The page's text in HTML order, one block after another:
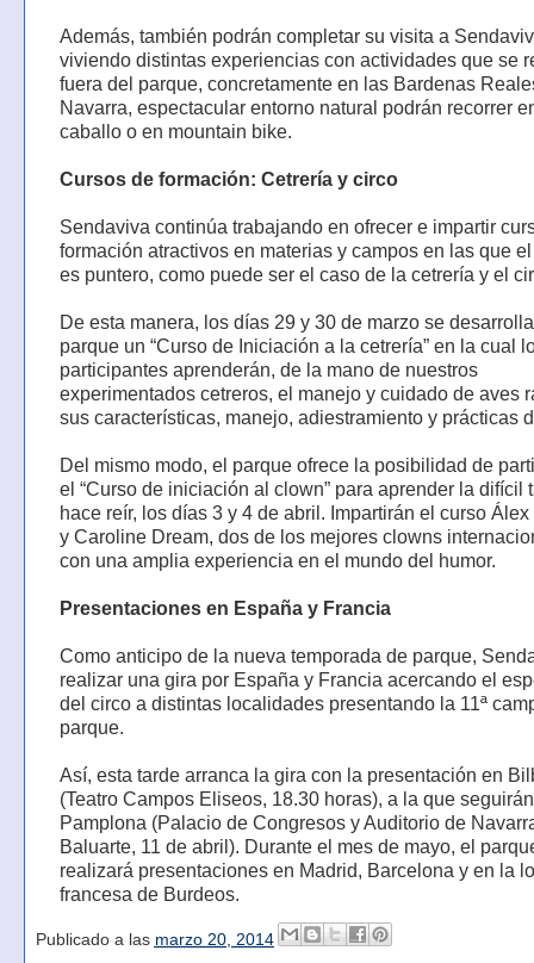
Además, también podrán completar su visita a
viviendo distintas experiencias con actividades que se
fuera del parque, concretamente en las Bardenas
Navarra, espectacular entorno natural podrán recorrer
caballo o en mountain bike.
Cursos de formación: Cetrería y circo
Sendaviva continúa trabajando en ofrecer e impartir
formación atractivos en materias y campos en las que
es puntero, como puede ser el caso de la cetrería y el
De esta manera, los días 29 y 30 de marzo se
parque un “Curso de Iniciación a la cetrería” en la cual
participantes aprenderán, de la mano de nuestros
experimentados cetreros, el manejo y cuidado de aves
sus características, manejo, adiestramiento y prácticas
Del mismo modo, el parque ofrece la posibilidad de
el “Curso de iniciación al clown” para aprender la difícil
hace reír, los días 3 y 4 de abril. Impartirán el curso
y Caroline Dream, dos de los mejores clowns
con una amplia experiencia en el mundo del humor.
Presentaciones en España y Francia
Como anticipo de la nueva temporada de parque,
realizar una gira por España y Francia acercando el
del circo a distintas localidades presentando la 11ª
parque.
Así, esta tarde arranca la gira con la presentación en
(Teatro Campos Eliseos, 18.30 horas), a la que
Pamplona (Palacio de Congresos y Auditorio de
Baluarte, 11 de abril). Durante el mes de mayo, el
realizará presentaciones en Madrid, Barcelona y en la
francesa de Burdeos.
Publicado a las marzo 20, 2014